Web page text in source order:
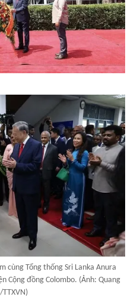
cùng Tổng thống Sri Lanka Anura
Cộng đồng Colombo. (Ảnh: Quang
TTXVN)